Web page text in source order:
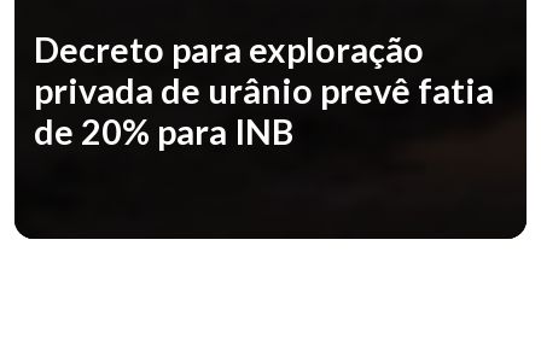
Decreto para exploração
privada de urânio prevê fatia
de 20% para INB